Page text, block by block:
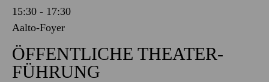
15:30 - 17:30
Aalto-Foyer
ÖFFENTLICHE THEATER­
FÜHRUNG